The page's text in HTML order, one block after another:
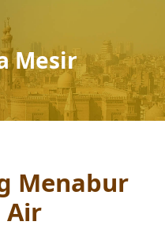
Mesir
Menabur
Air